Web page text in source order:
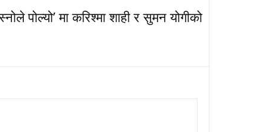
पोल्यो’ मा करिश्मा शाही र सुमन योगीको